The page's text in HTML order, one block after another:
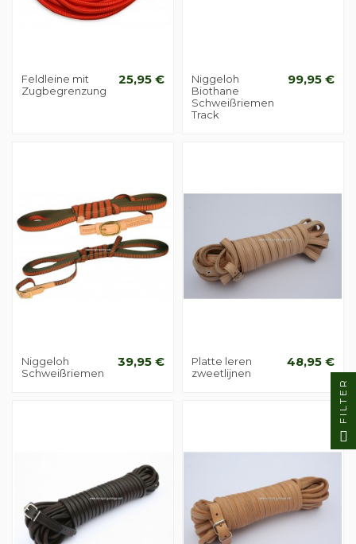
Feldleine mit
Zugbegrenzung
25,95 €
Niggeloh
Biothane
Schweißriemen
Track
99,95 €
Niggeloh
Schweißriemen
39,95 €
Platte leren
zweetlijnen
48,95 €
FILTER